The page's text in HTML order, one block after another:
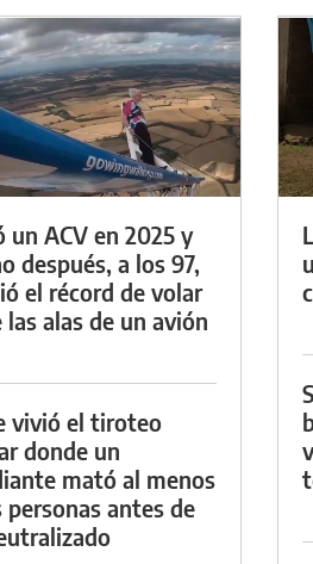
un ACV en 2025 y
después, a los 97,
el récord de volar
las alas de un avión
vivió el tiroteo
donde un
mató al menos
personas antes de